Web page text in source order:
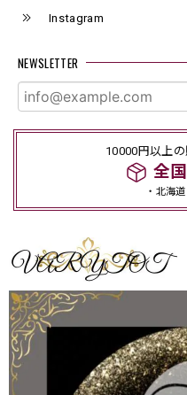
Instagram
NEWSLETTER
10000円以上
全
・北海